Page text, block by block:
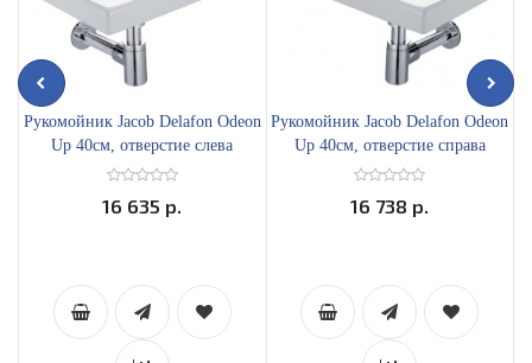
Рукомойник Jacob Delafon Odeon
Up 40см, отверстие слева
16 635 р.
Рукомойник Jacob Delafon Odeon
Up 40см, отверстие справа
16 738 р.